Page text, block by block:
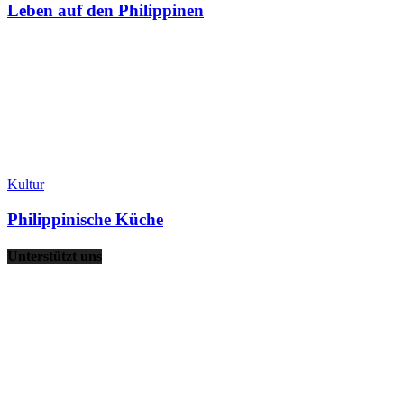
Leben auf den Philippinen
Kultur
Philippinische Küche
Unterstützt uns